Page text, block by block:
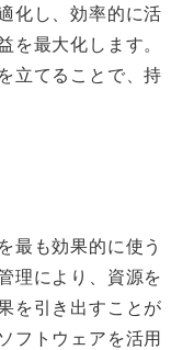
化し、効率的に活
を最大化します。
立てることで、持
最も効果的に使う
理により、資源を
を引き出すことが
フトウェアを活用